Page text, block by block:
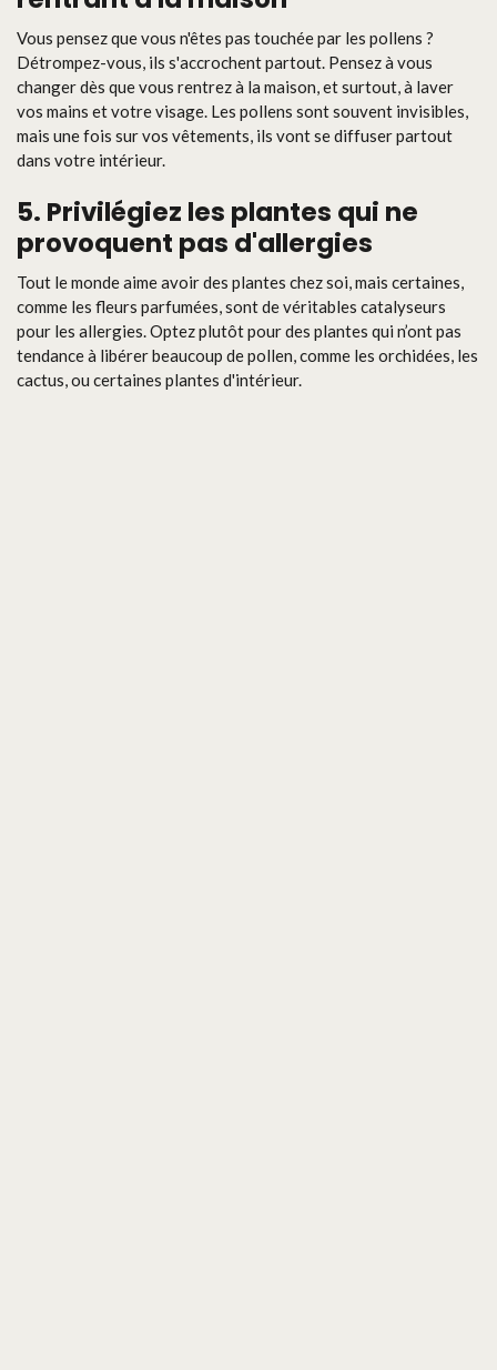
Vous pensez que vous n'êtes pas touchée par les pollens ?
Détrompez-vous, ils s'accrochent partout. Pensez à vous
changer dès que vous rentrez à la maison, et surtout, à laver
vos mains et votre visage. Les pollens sont souvent invisibles,
mais une fois sur vos vêtements, ils vont se diffuser partout
dans votre intérieur.
5. Privilégiez les plantes qui ne
provoquent pas d'allergies
Tout le monde aime avoir des plantes chez soi, mais certaines,
comme les fleurs parfumées, sont de véritables catalyseurs
pour les allergies. Optez plutôt pour des plantes qui n’ont pas
tendance à libérer beaucoup de pollen, comme les orchidées, les
cactus, ou certaines plantes d'intérieur.